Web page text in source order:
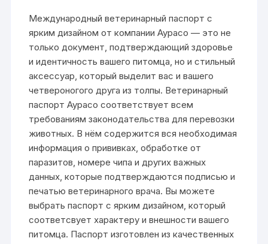
Международный ветеринарный паспорт с
ярким дизайном от компании Аурасо — это не
только документ, подтверждающий здоровье
и идентичность вашего питомца, но и стильный
аксессуар, который выделит вас и вашего
четвероногого друга из толпы. Ветеринарный
паспорт Аурасо соответствует всем
требованиям законодательства для перевозки
животных. В нём содержится вся необходимая
информация о прививках, обработке от
паразитов, номере чипа и других важных
данных, которые подтверждаются подписью и
печатью ветеринарного врача. Вы можете
выбрать паспорт с ярким дизайном, который
соответсвует характеру и внешности вашего
питомца. Паспорт изготовлен из качественных